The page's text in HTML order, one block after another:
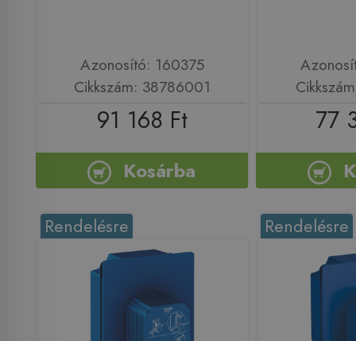
Azonosító: 160375
Cikkszám: 38786001
91 168 Ft
Kosárba
77
Rendelésre Rendelésre